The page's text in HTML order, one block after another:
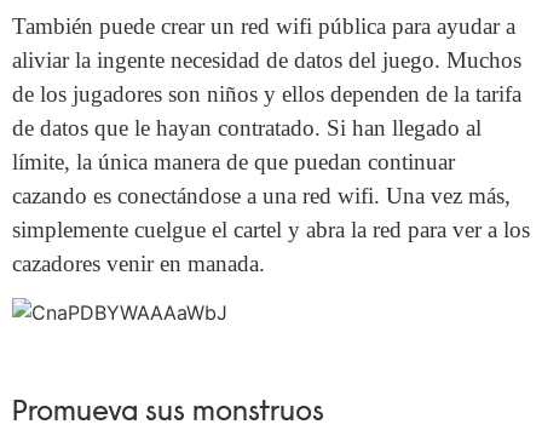
También puede crear un red wifi pública para ayudar a
aliviar la ingente necesidad de datos del juego. Muchos
de los jugadores son niños y ellos dependen de la tarifa
de datos que le hayan contratado. Si han llegado al
límite, la única manera de que puedan continuar
cazando es conectándose a una red wifi. Una vez más,
simplemente cuelgue el cartel y abra la red para ver a los
cazadores venir en manada.
Promueva sus monstruos